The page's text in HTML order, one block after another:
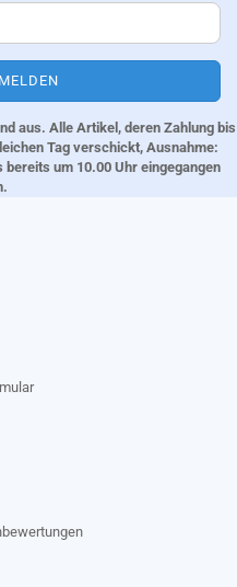
aus. Alle Artikel, deren Zahlung bis
Tag verschickt, Ausnahme:
um 10.00 Uhr eingegangen